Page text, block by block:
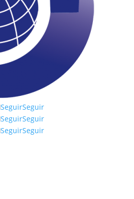
SeguirSeguir
SeguirSeguir
SeguirSeguir